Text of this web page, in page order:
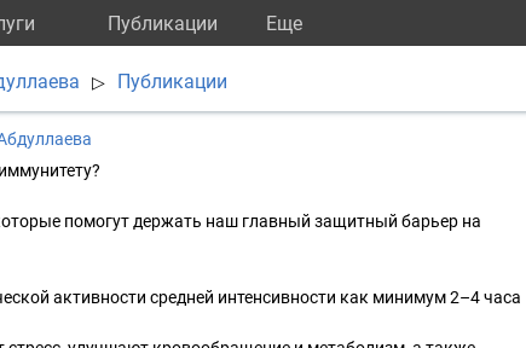
Публикации Eще
▷ Публикации
помогут держать наш главный защитный барьер на
активности средней интенсивности как минимум 2–4 часа